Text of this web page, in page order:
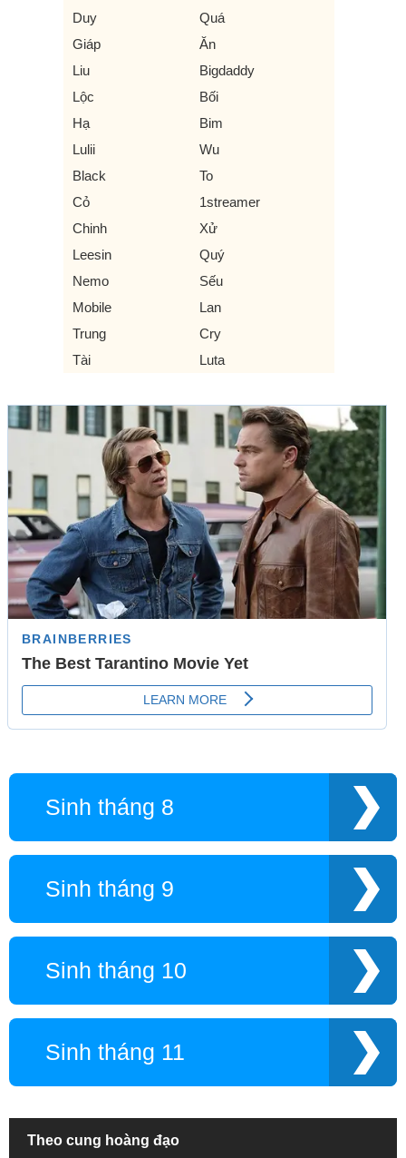
Duy
Quá
Giáp
Ăn
Liu
Bigdaddy
Lộc
Bối
Hạ
Bim
Lulii
Wu
Black
To
Cỏ
1streamer
Chinh
Xử
Leesin
Quý
Nemo
Sếu
Mobile
Lan
Trung
Cry
Tài
Luta
Sinh tháng 8
Sinh tháng 9
Sinh tháng 10
Sinh tháng 11
Theo cung hoàng đạo